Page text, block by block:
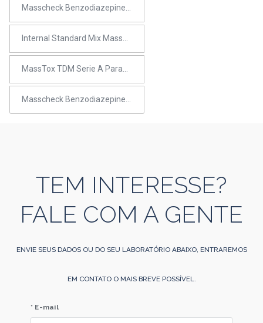
TEM INTERESSE?
FALE COM A GENTE
ENVIE SEUS DADOS OU DO SEU LABORATÓRIO ABAIXO, ENTRAREMOS
EM CONTATO O MAIS BREVE POSSÍVEL.
* E-mail